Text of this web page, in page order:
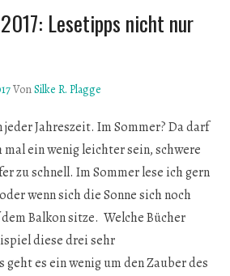
Lesetipps nicht nur
VonSilke R. Plagge
Jahreszeit. Im Sommer? Da darf
ein wenig leichter sein, schwere
zu schnell. Im Sommer lese ich gern
wenn sich die Sonne sich noch
Balkon sitze. Welche Bücher
diese drei sehr
es ein wenig um den Zauber des